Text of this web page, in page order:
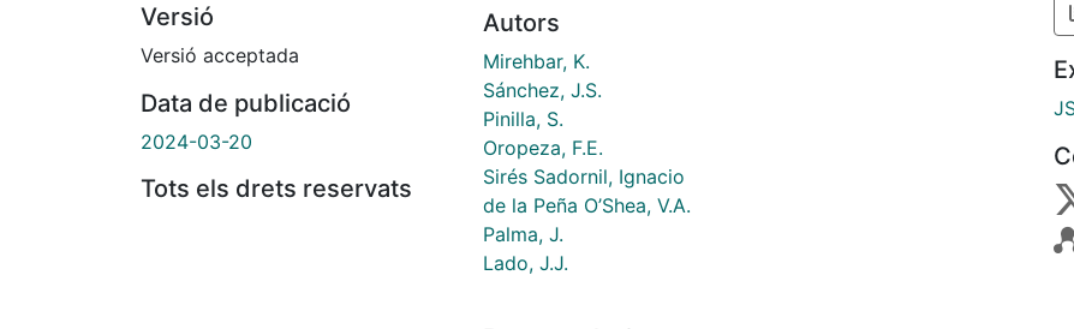
Versió
Versió acceptada
Data de publicació
2024-03-20
Tots els drets reservats
Autors
Mirehbar, K.
Sánchez, J.S.
Pinilla, S.
Oropeza, F.E.
Sirés Sadornil, Ignacio
de la Peña O’Shea, V.A.
Palma, J.
Lado, J.J.